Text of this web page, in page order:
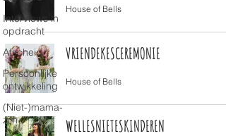
Interviews in
opdracht
Afscheid
Persoonlijke
ontwikkeling
(Niet-)mama-
zijn
House of Bells
VRIENDEKESCEREMONIE
House of Bells
WELLESNIETESKINDEREN